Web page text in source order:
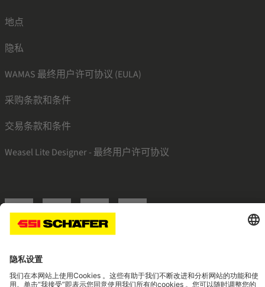
地点
隐私
WAMAS 最终用户许可协议 (EULA)
采购条款和条件
交易条款和条件
Weasel Lite Designer - 最终用户许可协议
SSI linkedinSSI facebookSSI instagram